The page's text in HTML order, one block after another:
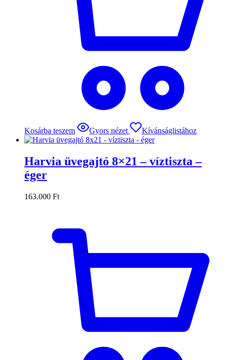
Kosárba teszem Gyors nézet Kívánságlistához
Harvia üvegajtó 8×21 – víztiszta –
éger
163.000 Ft